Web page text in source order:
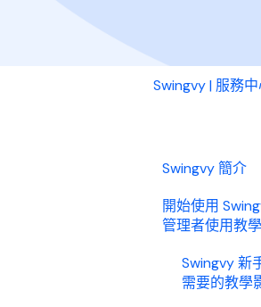
Swingvy | 服務
Swingvy 簡介
認識
開始使用
管理者使用教學
Swingvy 新
需要的教學